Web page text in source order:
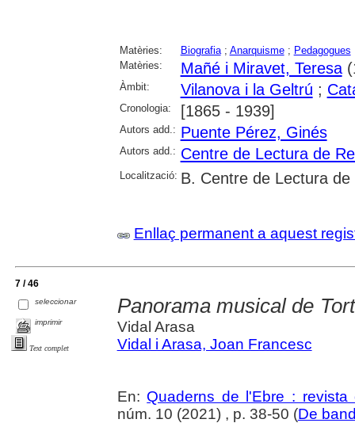
Matèries: Biografia; Anarquisme; Pedagogues
Matèries:
Mañé i Miravet, Teresa
Àmbit: Vilanova i la Geltrú ;
Cronologia: [1865 - 1939]
Autors add.: Puente Pérez, Ginés
Autors add.: Centre de Lectura de
Localització: B. Centre de Lectura de
Enllaç permanent a aquest
7 / 46
seleccionar
imprimir
Text complet
Panorama musical de
Vidal Arasa
Vidal i Arasa, Joan Francesc
En: Quaderns de l'Ebre :
núm. 10 (2021) , p. 38-50 (De